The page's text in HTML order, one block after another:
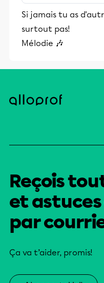
stimulants,
et leurs
éducative.
Si jamais tu as
surtout pas!
Mélodie 🎶
Reçois
et
par
Ça va t’aider, promis!